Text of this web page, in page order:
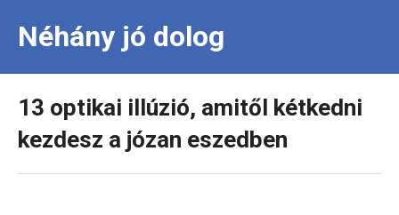
Néhány jó dolog
13 optikai illúzió, amitől kétkedni
kezdesz a józan eszedben